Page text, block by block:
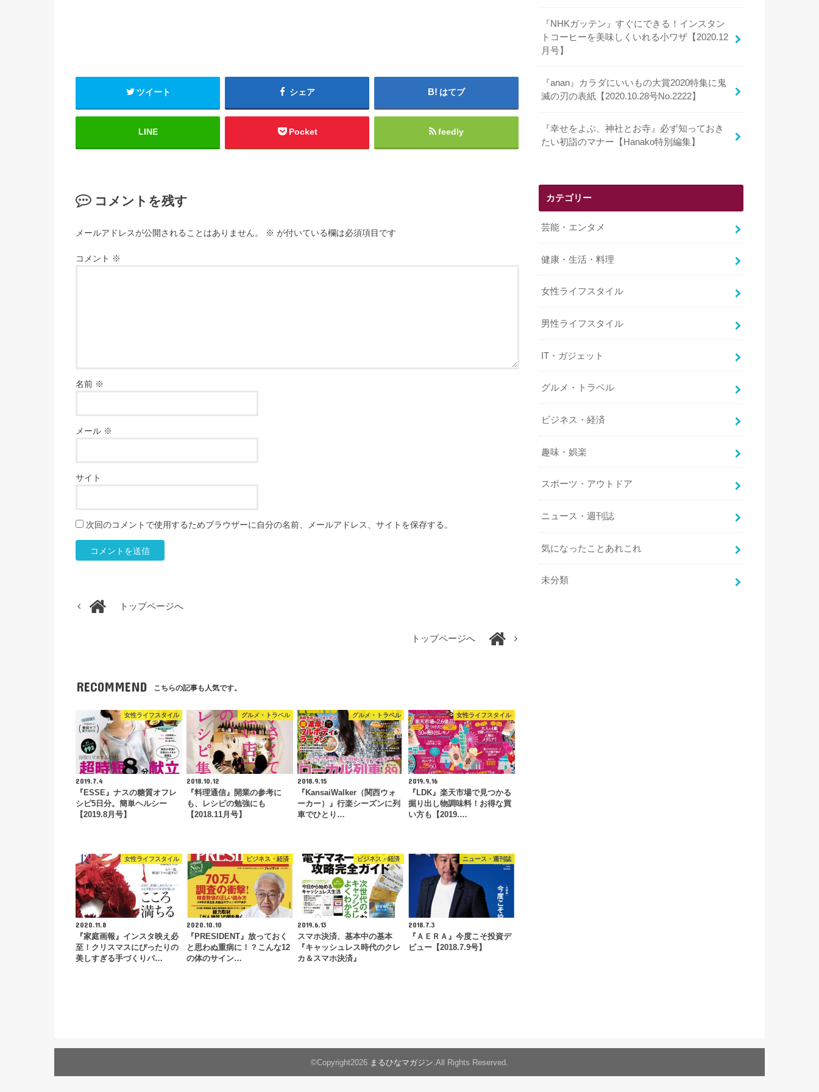
ツイート シェア はてブ
LINE Pocket feedly
コメントを残す
メールアドレスが公開されることはありません。 ※ が付いている欄は必須項目です
コメント ※
名前 ※
メール ※
サイト
次回のコメントで使用するためブラウザーに自分の名前、メールアドレス、サイトを保存する。
トップページへ
トップページへ
RECOMMEND こちらの記事も人気です。
女性ライフスタイル
2019.7.4
『ESSE』ナスの糖質オフレ
シピ5日分。簡単ヘルシー
【2019.8月号】
グルメ・トラベル
2018.10.12
『料理通信』開業の参考に
も、レシピの勉強にも
【2018.11月号】
グルメ・トラベル
2018.9.15
『KansaiWalker（関西ウォ
ーカー）』行楽シーズンに列
車でひとり…
女性ライフスタイル
2019.9.16
『LDK』楽天市場で見つかる
掘り出し物調味料！お得な買
い方も【2019.…
女性ライフスタイル
2020.11.8
『家庭画報』インスタ映え必
至！クリスマスにぴったりの
美しすぎる手づくりパ…
ビジネス・経済
2020.10.10
『PRESIDENT』放っておく
と思わぬ重病に！？こんな12
の体のサイン…
ビジネス・経済
2019.6.13
スマホ決済、基本中の基本
『キャッシュレス時代のクレ
カ＆スマホ決済』
ニュース・週刊誌
2018.7.3
『ＡＥＲＡ』今度こそ投資デ
ビュー【2018.7.9号】
『NHKガッテン』すぐにできる！インスタン
トコーヒーを美味しくいれる小ワザ【2020.12
月号】
『anan』カラダにいいもの大賞2020特集に鬼
滅の刃の表紙【2020.10.28号No.2222】
『幸せをよぶ、神社とお寺』必ず知っておき
たい初詣のマナー【Hanako特別編集】
カテゴリー
芸能・エンタメ
健康・生活・料理
女性ライフスタイル
男性ライフスタイル
IT・ガジェット
グルメ・トラベル
ビジネス・経済
趣味・娯楽
スポーツ・アウトドア
ニュース・週刊誌
気になったことあれこれ
未分類
©Copyright2026 まるひなマガジン .All Rights Reserved.